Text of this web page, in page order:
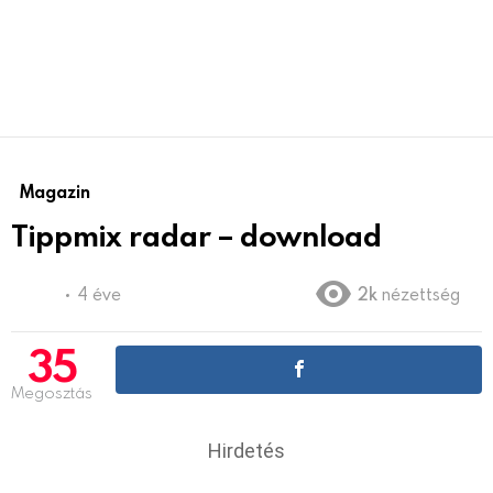
Magazin
Tippmix radar – download
4 éve 2k nézettség
35
Megosztás
Hirdetés